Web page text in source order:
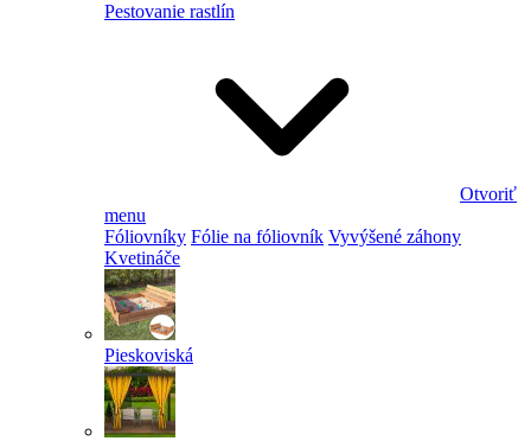
Pestovanie rastlín
Otvoriť
menu
Fóliovníky Fólie na fóliovník Vyvýšené záhony
Kvetináče
Pieskoviská